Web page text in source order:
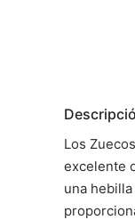
Los
excelente
una